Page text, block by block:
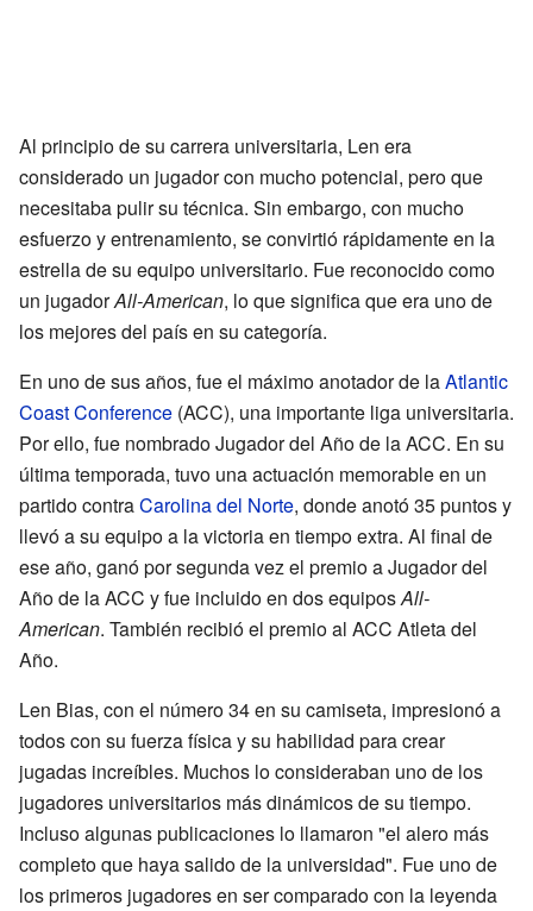
Al principio de su carrera universitaria, Len era
considerado un jugador con mucho potencial, pero que
necesitaba pulir su técnica. Sin embargo, con mucho
esfuerzo y entrenamiento, se convirtió rápidamente en la
estrella de su equipo universitario. Fue reconocido como
un jugadorAll-American, lo que significa que era uno de
los mejores del país en su categoría.
En uno de sus años, fue el máximo anotador de laAtlantic
Coast Conference (ACC), una importante liga universitaria.
Por ello, fue nombrado Jugador del Año de la ACC. En su
última temporada, tuvo una actuación memorable en un
partido contraCarolina del Norte, donde anotó 35 puntos y
llevó a su equipo a la victoria en tiempo extra. Al final de
ese año, ganó por segunda vez el premio a Jugador del
Año de la ACC y fue incluido en dos equiposAll-
American. También recibió el premio al ACC Atleta del
Año.
Len Bias, con el número 34 en su camiseta, impresionó a
todos con su fuerza física y su habilidad para crear
jugadas increíbles. Muchos lo consideraban uno de los
jugadores universitarios más dinámicos de su tiempo.
Incluso algunas publicaciones lo llamaron "el alero más
completo que haya salido de la universidad". Fue uno de
los primeros jugadores en ser comparado con la leyenda